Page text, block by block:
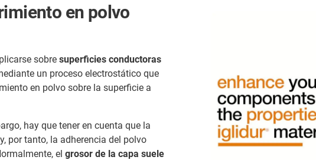
en polvo
sobre superficies conductoras
un proceso electrostático que
en polvo sobre la superficie a
hay que tener en cuenta que la
por tanto, la adherencia del polvo
el grosor de la capa suele